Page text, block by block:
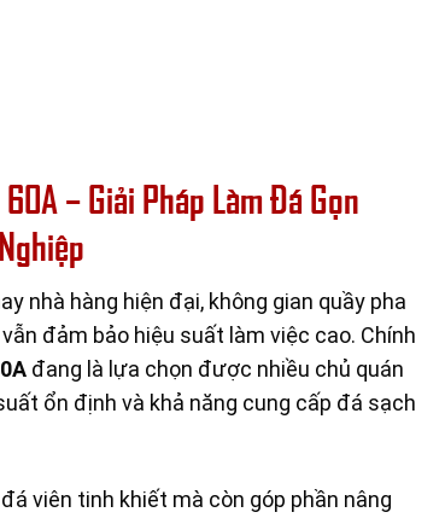
– Giải Pháp Làm Đá Gọn
nhà hàng hiện đại, không gian quầy pha
đảm bảo hiệu suất làm việc cao. Chính
đang là lựa chọn được nhiều chủ quán
ổn định và khả năng cung cấp đá sạch
viên tinh khiết mà còn góp phần nâng